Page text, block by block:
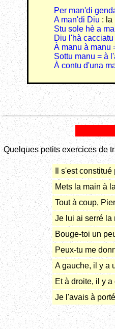
Per man'di
A man'di Diu : la
Stu sole hè a
Diu l'hà
À manu à manu
Sottu manu = à
À contu d'una
Quelques petits exercices de
Il s'est
Mets la main à
Tout à coup,
Je lui ai serré la
Bouge-toi un
Peux-tu me
A gauche, il y a
Et à droite, il y
Je l'avais à